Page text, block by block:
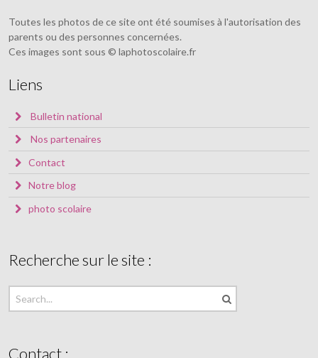
Toutes les photos de ce site ont été soumises à l'autorisation des
parents ou des personnes concernées.
Ces images sont sous © laphotoscolaire.fr
Liens
Bulletin national
Nos partenaires
Contact
Notre blog
photo scolaire
Recherche sur le site :
Contact :